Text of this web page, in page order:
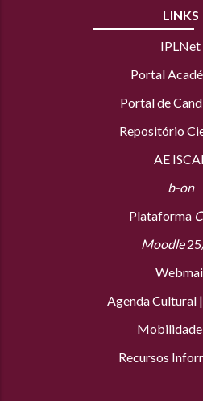
LINKS
IPLNet
Portal
Portal de
Repositório
AE ISCAL
b-on
Plataforma
Moodle
Agenda Cultural|
Recursos